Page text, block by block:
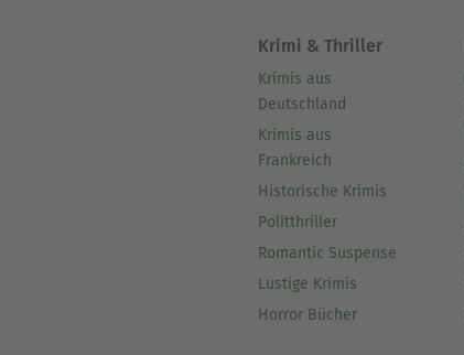
Krimi & Thriller
Krimis aus
Deutschland
Krimis aus
Frankreich
Historische Krimis
Politthriller
Romantic Suspense
Lustige Krimis
Horror Bücher